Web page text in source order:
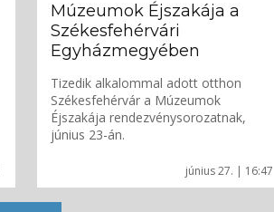
június 27. | 16:47
Múzeumok Éjszakája a
Székesfehérvári
Egyházmegyében
Tizedik alkalommal adott otthon
Székesfehérvár a Múzeumok
Éjszakája rendezvénysorozatnak,
június 23-án.